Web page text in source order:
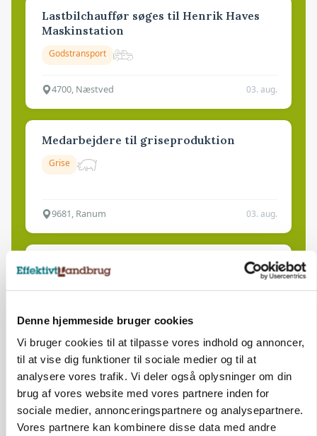
Denne hjemmeside bruger cookies
Vi bruger cookies til at tilpasse vores indhold og annoncer,
til at vise dig funktioner til sociale medier og til at
analysere vores trafik. Vi deler også oplysninger om din
brug af vores website med vores partnere inden for
sociale medier, annonceringspartnere og analysepartnere.
Vores partnere kan kombinere disse data med andre
Lastbilchauffør søges til Henrik Haves
Maskinstation
Godstransport
4700, Næstved 03. aug.
Medarbejdere til griseproduktion
Grise
9681, Ranum 03. aug.
Kalvepasser til ejendom i udvikling søges
6392, Bolderslev 03. aug.
Leder til klimastald
Klimastald